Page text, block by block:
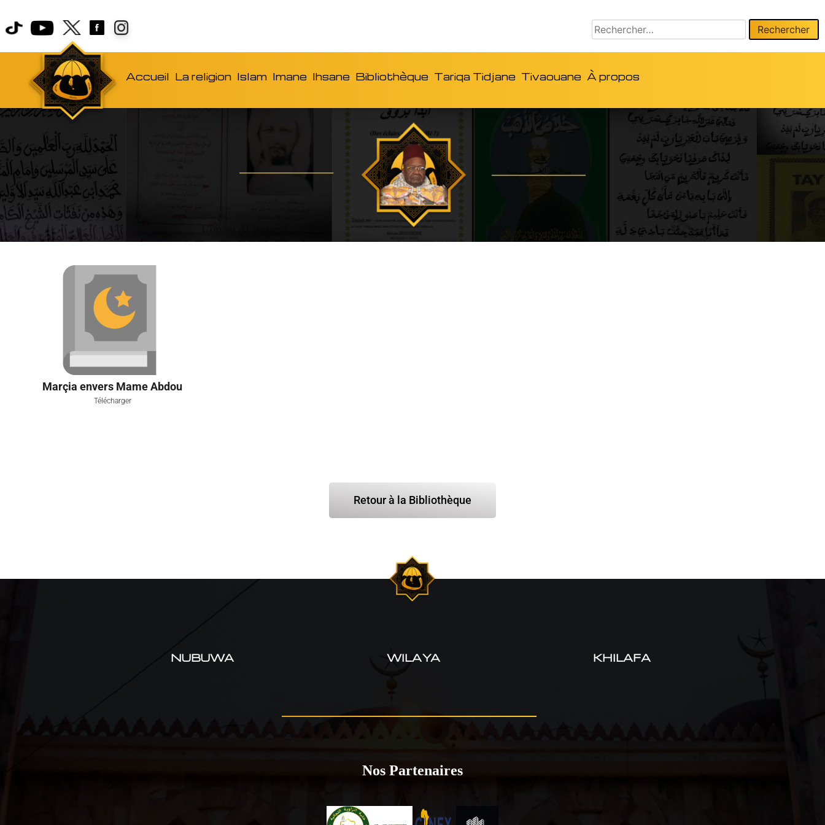
Accueil La religion Islam Imane Ihsane Bibliothèque Tariqa Tidjane Tivaouane À propos
Marçia envers Mame Abdou
Télécharger
Retour à la Bibliothèque
NUBUWA WILAYA KHILAFA
Nos Partenaires